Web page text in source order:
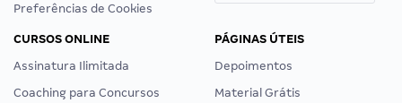
Preferências de Cookies
CURSOS ONLINE
Assinatura Ilimitada
Coaching para Concursos
PÁGINAS ÚTEIS
Depoimentos
Material Grátis